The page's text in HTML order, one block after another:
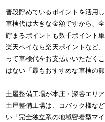
普段貯めているポイントを活用
車検代は大きな金額ですから、
貯まるポイントも数千ポイント
楽天ペイなら楽天ポイントなど
って車検代をお支払いいただく
はない「最もおすすめな車検の
土屋整備工場が本庄・深谷エリ
土屋整備工場は、コバック様な
い「完全独立系の地域密着型マ